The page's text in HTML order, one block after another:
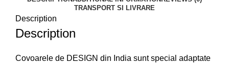
TRANSPORT SI LIVRARE
Description
Description
Covoarele de DESIGN din India sunt special adaptate